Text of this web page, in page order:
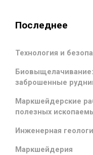
Последнее
Технология и
заброшенные
Маркшейдерские
полезных
Инженерная
Маркшейдерия